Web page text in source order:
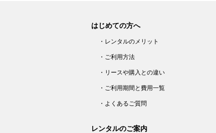
はじめての方へ
・レンタルのメリット
・ご利用方法
・リースや購入との違い
・ご利用期間と費用一覧
・よくあるご質問
レンタルのご案内